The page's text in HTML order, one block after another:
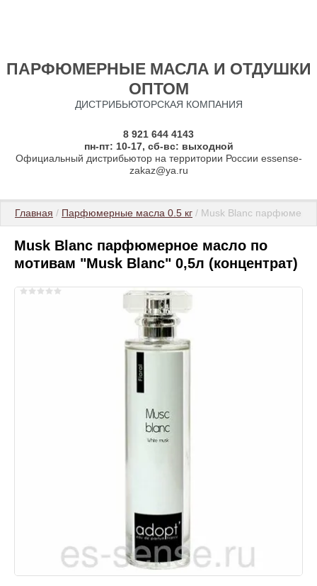
ПАРФЮМЕРНЫЕ МАСЛА И ОТДУШКИ
ОПТОМ
ДИСТРИБЬЮТОРСКАЯ КОМПАНИЯ
8 921 644 4143
пн-пт: 10-17, сб-вс: выходной
Официальный дистрибьютор на территории России essense-
zakaz@ya.ru
Главная / Парфюмерные масла 0.5 кг / Musk Blanc
Musk Blanc парфюмерное масло по
мотивам "Musk Blanc" 0,5л (концентрат)